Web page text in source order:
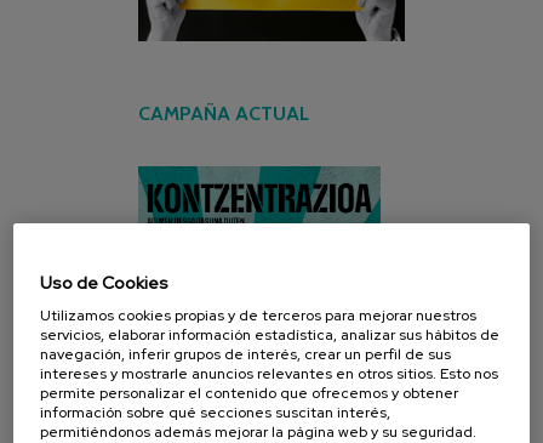
CAMPAÑA ACTUAL
Uso de Cookies
Utilizamos cookies propias y de terceros para mejorar nuestros
servicios, elaborar información estadística, analizar sus hábitos de
navegación, inferir grupos de interés, crear un perfil de sus
intereses y mostrarle anuncios relevantes en otros sitios. Esto nos
permite personalizar el contenido que ofrecemos y obtener
información sobre qué secciones suscitan interés,
permitiéndonos además mejorar la página web y su seguridad.